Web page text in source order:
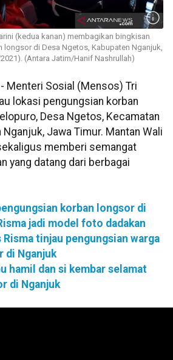
(kedua kanan) membagikan bingkisan
longsor di Desa Ngetos, Kabupaten Nganjuk,
(Antara Jatim/Hanif Nashrullah)
- Menteri Sosial (Mensos) Tri
lokasi pengungsian korban
Desa Ngetos, Kecamatan
Jawa Timur. Mantan Wali
memberi semangat
yang datang dari berbagai
korban longsor di
jadi model foto dadakan
Risma tinjau pengungsian warga
di Nganjuk
hamil dan si kembar selamat
di Nganjuk